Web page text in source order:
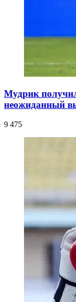
Мудрик
неожиданный
9 475